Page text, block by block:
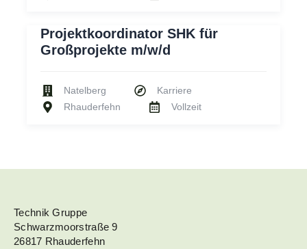
Projektkoordinator SHK für
Großprojekte m/w/d
Natelberg
Karriere
Rhauderfehn
Vollzeit
Technik Gruppe
Schwarzmoorstraße 9
26817 Rhauderfehn